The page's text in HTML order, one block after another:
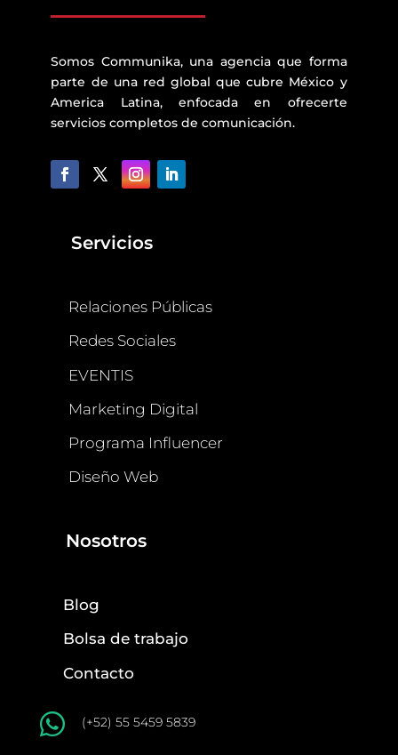
Somos Communika, una agencia que forma
parte de una red global que cubre México y
America Latina, enfocada en ofrecerte
servicios completos de comunicación.
Servicios
Relaciones Públicas
Redes Sociales
EVENTIS
Marketing Digital
Programa Influencer
Diseño Web
Nosotros
Blog
Bolsa de trabajo
Contacto
 (+52) 55 5459 5839